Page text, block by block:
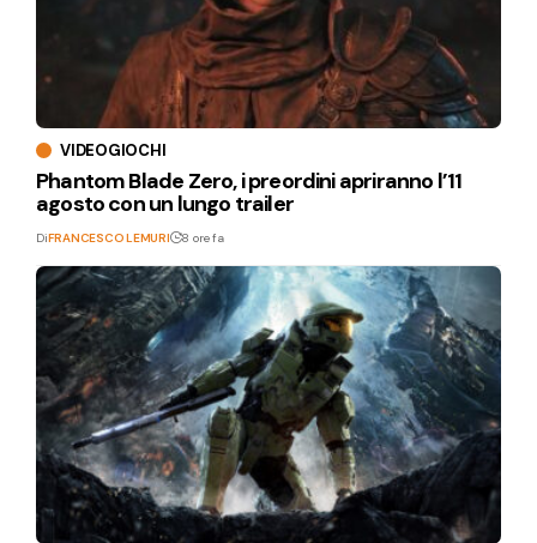
VIDEOGIOCHI
Phantom Blade Zero, i preordini apriranno l’11
agosto con un lungo trailer
DiFRANCESCO LEMURI 8 ore fa